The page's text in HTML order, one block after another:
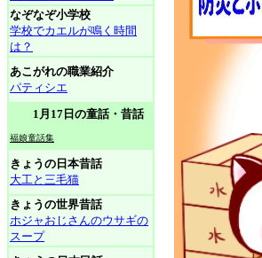
なぞなぞ小学校
学校でカエルが鳴く時間
は？
あこがれの職業紹介
パティシエ
1月17日の童話・昔話
福娘童話集
きょうの日本昔話
大工と三毛猫
きょうの世界昔話
ホジャおじさんのウサギの
スープ